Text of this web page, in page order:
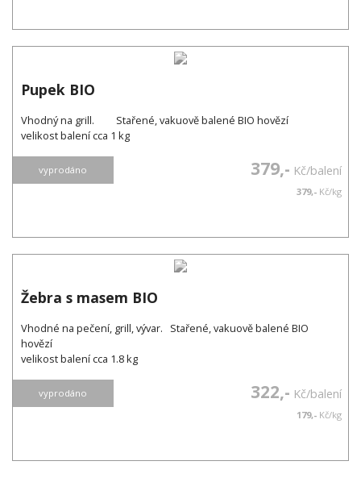
Pupek BIO
Vhodný na grill. Stařené, vakuově balené BIO hovězí
velikost balení cca 1 kg
vyprodáno 379,- Kč/balení
379,- Kč/kg
Žebra s masem BIO
Vhodné na pečení, grill, vývar. Stařené, vakuově balené BIO
hovězí
velikost balení cca 1.8 kg
vyprodáno 322,- Kč/balení
179,- Kč/kg